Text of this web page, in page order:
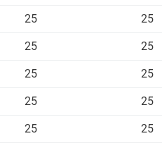
25 25
25 25
25 25
25 25
25 25